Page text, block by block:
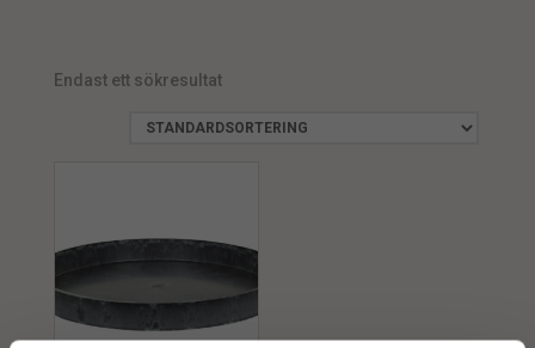
min.
Endast ett sökresultat